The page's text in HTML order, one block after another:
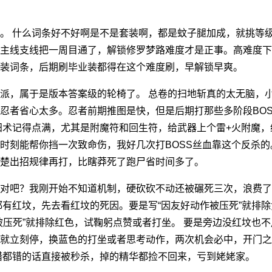
什么词条好不好啊是不是套装啊，都是蚊子腿加成，就挑等
线支线把一周目通了，解锁修罗梦路难度才是正事。高难度
词条，后期刷毕业装都得在这个难度刷，早解锁早爽。
，属于是版本答案级的轮椅了。 总卷的扫地斩真的太无脑，
者省心太多。忍者前期推图是快，但是后期打那些多阶段
记得点满，尤其是附魔符和回生符，给武器上个雷+火附魔
刻能帮你挡一次致命伤，我好几次打BOSS丝血靠这个反杀
出招规律再打，比瞎莽死了跑尸省时间多了。
吧？我刚开始不知道机制，硬砍砍不动还被碾死三次，浪费
红坟，先去看红坟的死因。要是写“因友好动作被压死”就排
死”就排除红色，试鞠躬点赞或者打坐。 要是旁边没红坟也
立刻停，换蓝色的打坐或者思考动作，两次机会必中，开门
错的话直接被秒杀，掉的精华都捡不回来，亏到姥姥家。